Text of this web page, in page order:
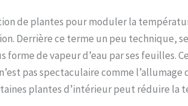
de plantes pour moduler la
Derrière ce terme un peu technique,
de vapeur d’eau par ses feuilles.
pas spectaculaire comme l’allumage
plantes d’intérieur peut réduire la